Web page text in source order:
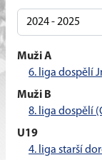
Muži A
6. liga dospělí
Muži B
8. liga dospělí
U19
4. liga starší